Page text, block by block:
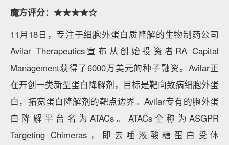
魔方评分：★★★★☆
11月18日，专注于细胞外蛋白质降解的生物制药公司
Avilar Therapeutics宣布从创始投资者RA Capital
Management获得了6000万美元的种子融资。Avilar正
在开创一类新型蛋白降解剂，目标是靶向致病细胞外蛋
白，拓宽蛋白降解剂的靶点边界。Avilar专有的胞外蛋
白降解平台名为ATACs。ATACs全称为ASGPR
Targeting Chimeras，即去唾液酸糖蛋白受体